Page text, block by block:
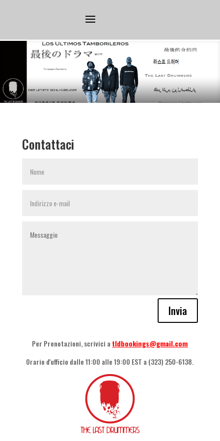
Contattaci
Invia
Per Prenotazioni, scrivici a tldbookings@gmail.com
Orario d'ufficio dalle 11:00 alle 19:00 EST a (323) 250-6138.